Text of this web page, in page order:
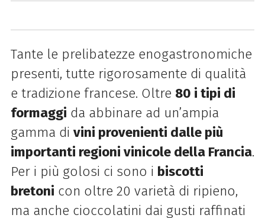
Tante le prelibatezze enogastronomiche
presenti, tutte rigorosamente di qualità
e tradizione francese. Oltre 80 i tipi di
formaggi da abbinare ad un’ampia
gamma di vini provenienti dalle più
importanti regioni vinicole della Francia.
Per i più golosi ci sono i biscotti
bretoni con oltre 20 varietà di ripieno,
ma anche cioccolatini dai gusti raffinati